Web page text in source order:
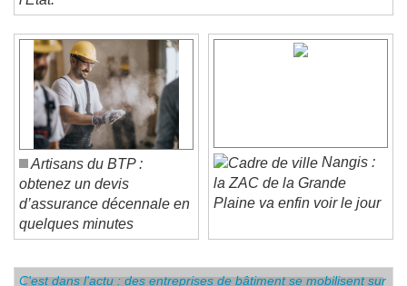
l'État.
Artisans du BTP :
obtenez un devis
d’assurance décennale en
quelques minutes
Nangis :
la ZAC de la Grande